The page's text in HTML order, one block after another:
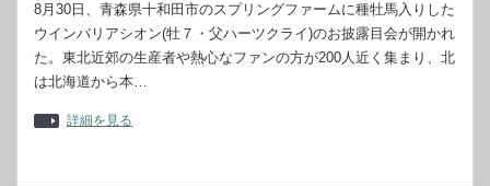
8月30日、青森県十和田市のスプリングファームに種牡馬入りした
ウインバリアシオン(牡７・父ハーツクライ)のお披露目会が開かれ
た。東北近郊の生産者や熱心なファンの方が200人近く集まり、北
は北海道から本…
詳細を見る